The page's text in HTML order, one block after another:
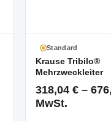
Standard
Krause Tribilo®
Mehrzweckleiter
318,04 € –
MwSt.